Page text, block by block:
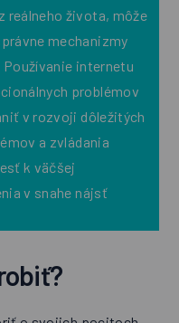
reálneho života, môže
mechanizmy
internetu
problémov
v rozvoji dôležitých
a zvládania
k väčšej
v snahe nájsť